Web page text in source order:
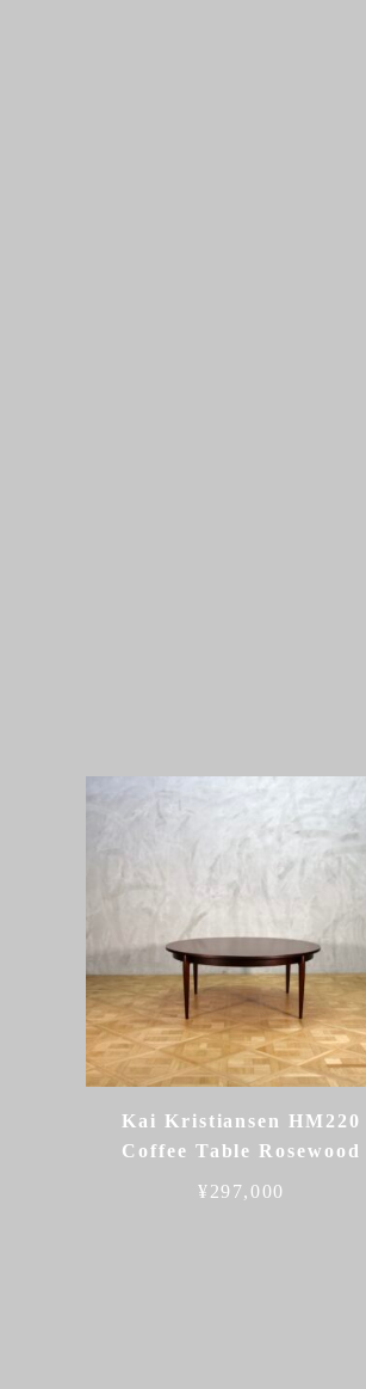
Kai Kristiansen HM220
Coffee Table Rosewood
¥297,000